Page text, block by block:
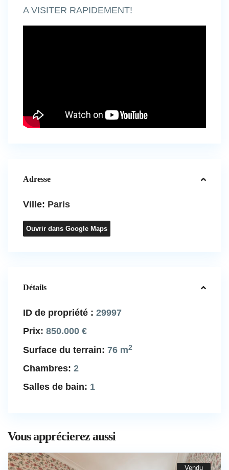
A VISITER RAPIDEMENT!
Adresse
Ville: Paris
Ouvrir dans Google Maps
Détails
ID de propriété : 29997
Prix: 850.000 €
Surface du terrain: 76 m2
Chambres: 2
Salles de bain: 1
Vous apprécierez aussi
Vendu